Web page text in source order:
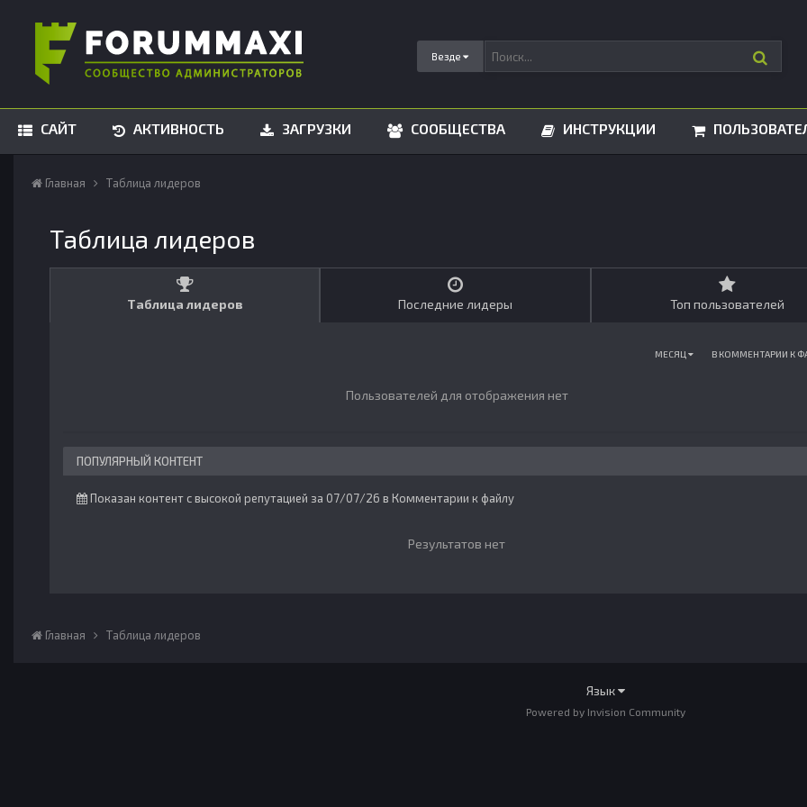
Везде
САЙТ АКТИВНОСТЬ ЗАГРУЗКИ СООБЩЕСТВА ИНСТРУКЦИИ
Главная Таблица лидеров
Таблица лидеров
Таблица лидеров Последние лидеры Топ пользователей
В КОММЕНТАРИИ К
МЕСЯЦ
Пользователей для отображения нет
ПОПУЛЯРНЫЙ КОНТЕНТ
Показан контент с высокой репутацией за 07/07/26 в Комментарии к файлу
Результатов нет
Главная Таблица лидеров
Язык
Powered by Invision Community